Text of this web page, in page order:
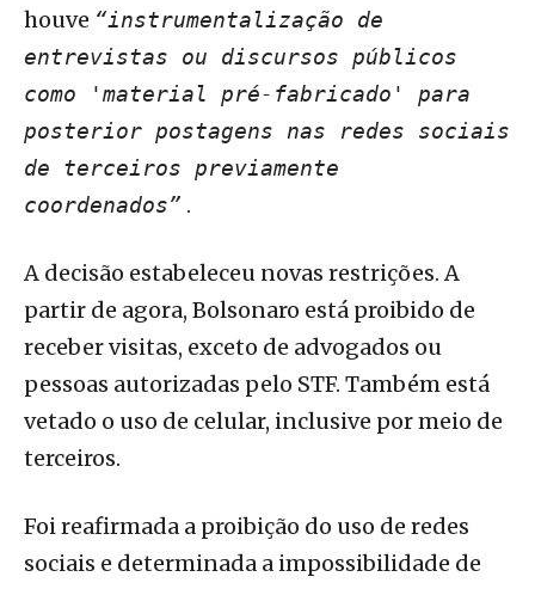
houve “instrumentalização de
entrevistas ou discursos públicos
como 'material pré-fabricado' para
posterior postagens nas redes sociais
de terceiros previamente
coordenados” .
A decisão estabeleceu novas restrições. A
partir de agora, Bolsonaro está proibido de
receber visitas, exceto de advogados ou
pessoas autorizadas pelo STF. Também está
vetado o uso de celular, inclusive por meio de
terceiros.
Foi reafirmada a proibição do uso de redes
sociais e determinada a impossibilidade de